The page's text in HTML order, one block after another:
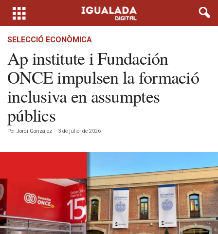
SELECCIÓ ECONÒMICA
Ap institute i Fundación
ONCE impulsen la formació
inclusiva en assumptes
públics
Por Jordi González - 3 de juliol de 2026